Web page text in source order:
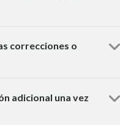
correcciones o
adicional una vez